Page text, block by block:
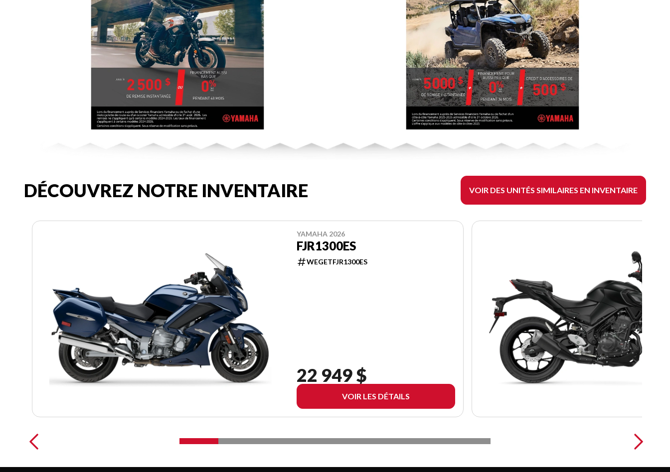
DÉCOUVREZ NOTRE INVENTAIRE VOIR DES UNITÉS SIMILAIRES EN INVENTAIRE
YAMAHA 2026
FJR1300ES
WEGETFJR1300ES
22 949 $
VOIR LES DÉTAILS